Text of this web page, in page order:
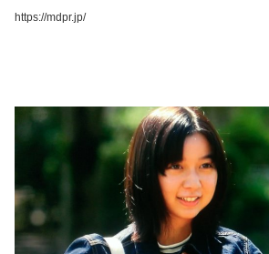
https://mdpr.jp/